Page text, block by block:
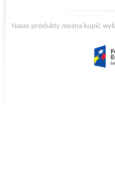
Nasze produkty można kupić